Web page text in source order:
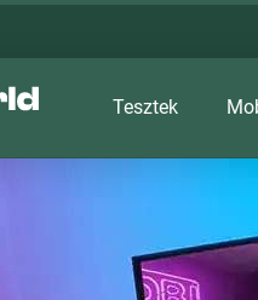
Tesztek